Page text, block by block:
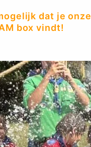
dat je onze
box vindt!